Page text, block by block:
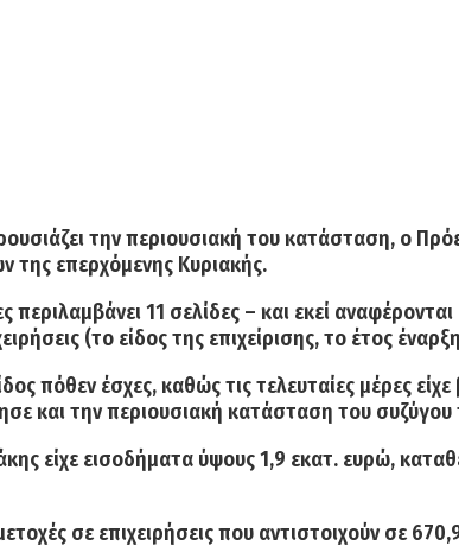
την περιουσιακή του κατάσταση, ο
της επερχόμενης Κυριακής.
11 σελίδες – και εκεί
(το είδος της επιχείρισης, το έτος
πόθεν έσχες, καθώς τις τελευταίες μέρες
και την περιουσιακή κατάσταση του
είχε εισοδήματα ύψους 1,9 εκατ. ευρώ,
σε επιχειρήσεις που αντιστοιχούν σε